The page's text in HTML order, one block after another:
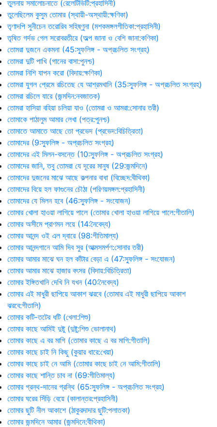
তুলনায় সমালোচনাতে (রেলেটিভিটি:প্রহাসিনী)
তুলেছিলেম কুসুম তোমার (স্থায়ী-অস্থায়ী:ক্ষণিকা)
তৃণাদপি সুনীচেন তরোরিব সহিষ্ণুনা (মশকমঙ্গলগীতিকা:প্রহাসিনী)
তৃষিত গর্দভ গেল সরোবরতীরে (অল্প জানা ও বেশি জানা:কণিকা)
তোমরা দুজনে একমনা (45:স্ফুলিঙ্গ - অপ্রচলিত সংগ্রহ)
তোমরা দুটি পাখি (গানের বাসা:পুনশ্চ)
তোমরা নিশি যাপন করো (বিদায়:ক্ষণিকা)
তোমরা যুগল প্রেমে রচিতেছ যে আশ্রমখানি (35:স্ফুলিঙ্গ - অপ্রচলিত সংগ্রহ)
তোমরা রচিলে যারে (জন্মদিন:নবজাতক)
তোমরা হাসিয়া বহিয়া চলিয়া যাও (তোমরা ও আমরা:সোনার তরী)
তোমাকে পাঠালুম আমার লেখা (পত্র:পুনশ্চ)
তোমাতে আমাতে আছে তো প্রভেদ (প্রভেদ:বিচিত্রিতা)
তোমাদের (9:স্ফুলিঙ্গ - অপ্রচলিত সংগ্রহ)
তোমাদের এই মিলন-বসন্তে (10:স্ফুলিঙ্গ - অপ্রচলিত সংগ্রহ)
তোমাদের জানি, তবু তোমরা যে দূরের মানুষ (29:জন্মদিনে)
তোমাদের দুজনের মাঝে আছে কল্পনার বাধা (বিচ্ছেদ:বীথিকা)
তোমাদের বিয়ে হল ফাগুনের চৌঠা (পরিণয়মঙ্গল:প্রহাসিনী)
তোমাদের যে মিলন হবে (46:স্ফুলিঙ্গ - সংযোজন)
তোমার খোলা হাওয়া লাগিয়ে পালে (তোমার খোলা হাওয়া লাগিয়ে পালে:গীতালি)
তোমার অসীমে প্রাণমন লয়ে (14:নৈবেদ্য)
তোমার আনন্দ ওই এল দ্বারে (98:গীতিমাল্য)
তোমার আনন্দগানে আমি দিব সুর (আত্মসমর্পণ:সোনার তরী)
তোমার আমার মাঝে ঘন হল কাঁটার বেড়া এ (47:স্ফুলিঙ্গ - সংযোজন)
তোমার আমার মাঝে হাজার বৎসর (বিদায়:বিচিত্রিতা)
তোমার ইঙ্গিতখানি দেখি নি যখন (40:নৈবেদ্য)
তোমার এই মাধুরী ছাপিয়ে আকাশ ঝরবে (তোমার এই মাধুরী ছাপিয়ে আকাশ
ঝরবে:গীতালি)
তোমার কটি-তটের ধটি (খেলা:শিশু)
তোমার কাছে আমিই দুষ্টু (দুষ্টু:শিশু ভোলানাথ)
তোমার কাছে এ বর মাগি (তোমার কাছে এ বর মাগি:গীতালি)
তোমার কাছে চাই নি কিছু (কুয়ার ধারে:খেয়া)
তোমার কাছে চাই নে আমি (তোমার কাছে চাই নে আমি:গীতালি)
তোমার কাছে শান্তি চাব না (69:গীতিমাল্য)
তোমার গ্রন্থ-দানের গ্রন্থি (65:স্ফুলিঙ্গ - অপ্রচলিত সংগ্রহ)
তোমার ঘরের সিঁড়ি বেয়ে (কালান্তর:প্রহাসিনী)
তোমার ছুটি নীল আকাশে (ঠাকুরদাদার ছুটি:পলাতকা)
তোমার জন্মদিনে আমার (জন্মদিনে:বীথিকা)